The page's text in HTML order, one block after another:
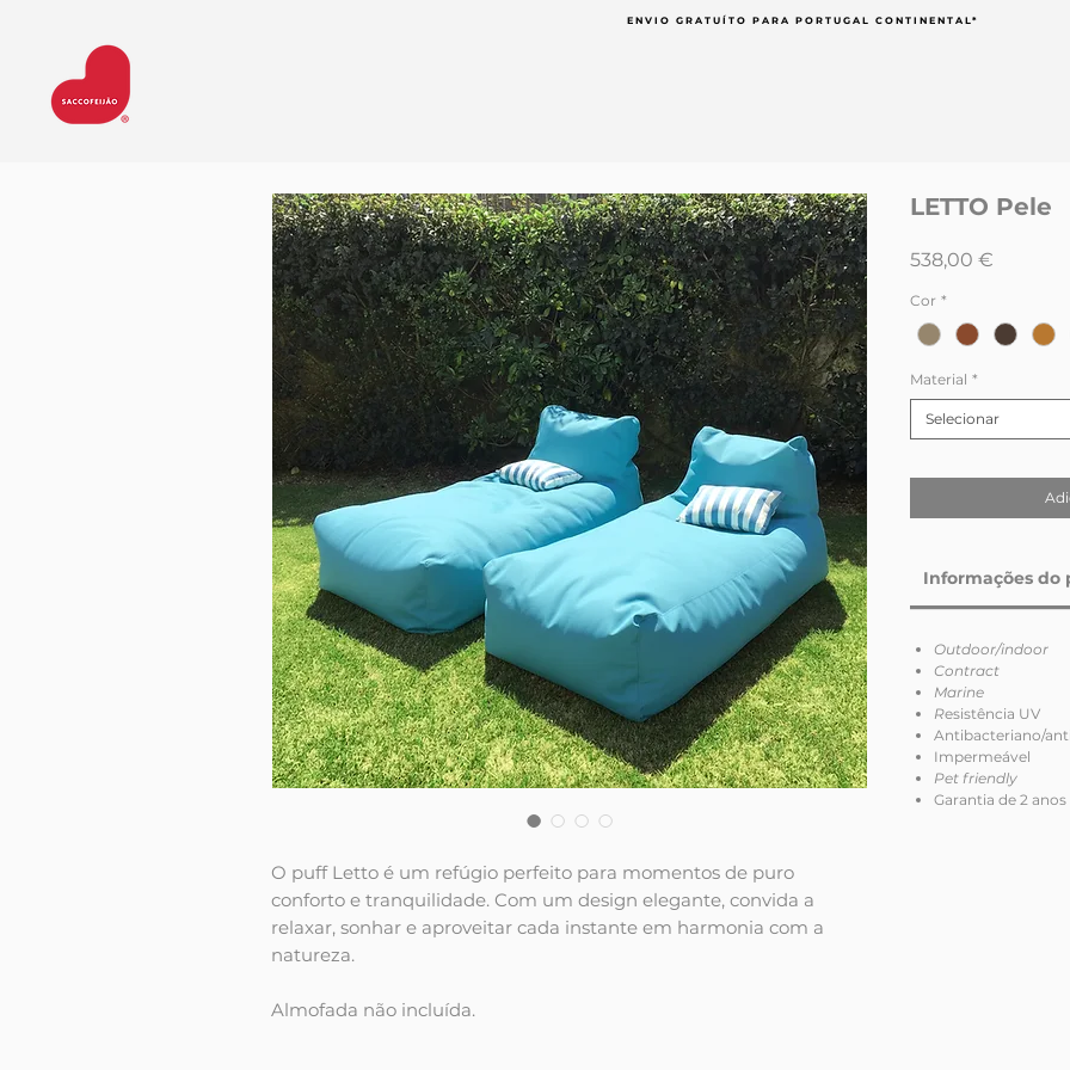
ENVIO GRATUÍTO PARA PORTUGAL CONTINENTAL*
O puff Letto é um refúgio perfeito para momentos de puro
conforto e tranquilidade. Com um design elegante, convida a
relaxar, sonhar e aproveitar cada instante em harmonia com a
natureza.
Almofada não incluída.
LETTO Pele
538,00 €
Cor *
Material *
Selecionar
Informações do
Outdoor/indoor
Contract
Marine
Resistência UV
Antibacteriano/
Impermeável
Pet friendly
Garantia de 2 anos